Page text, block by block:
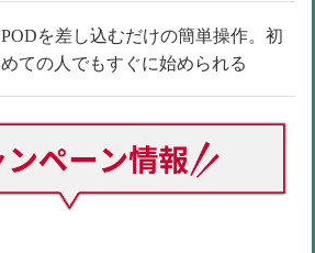
PODを差し込むだけの簡単操作。初
めての人でもすぐに始められる